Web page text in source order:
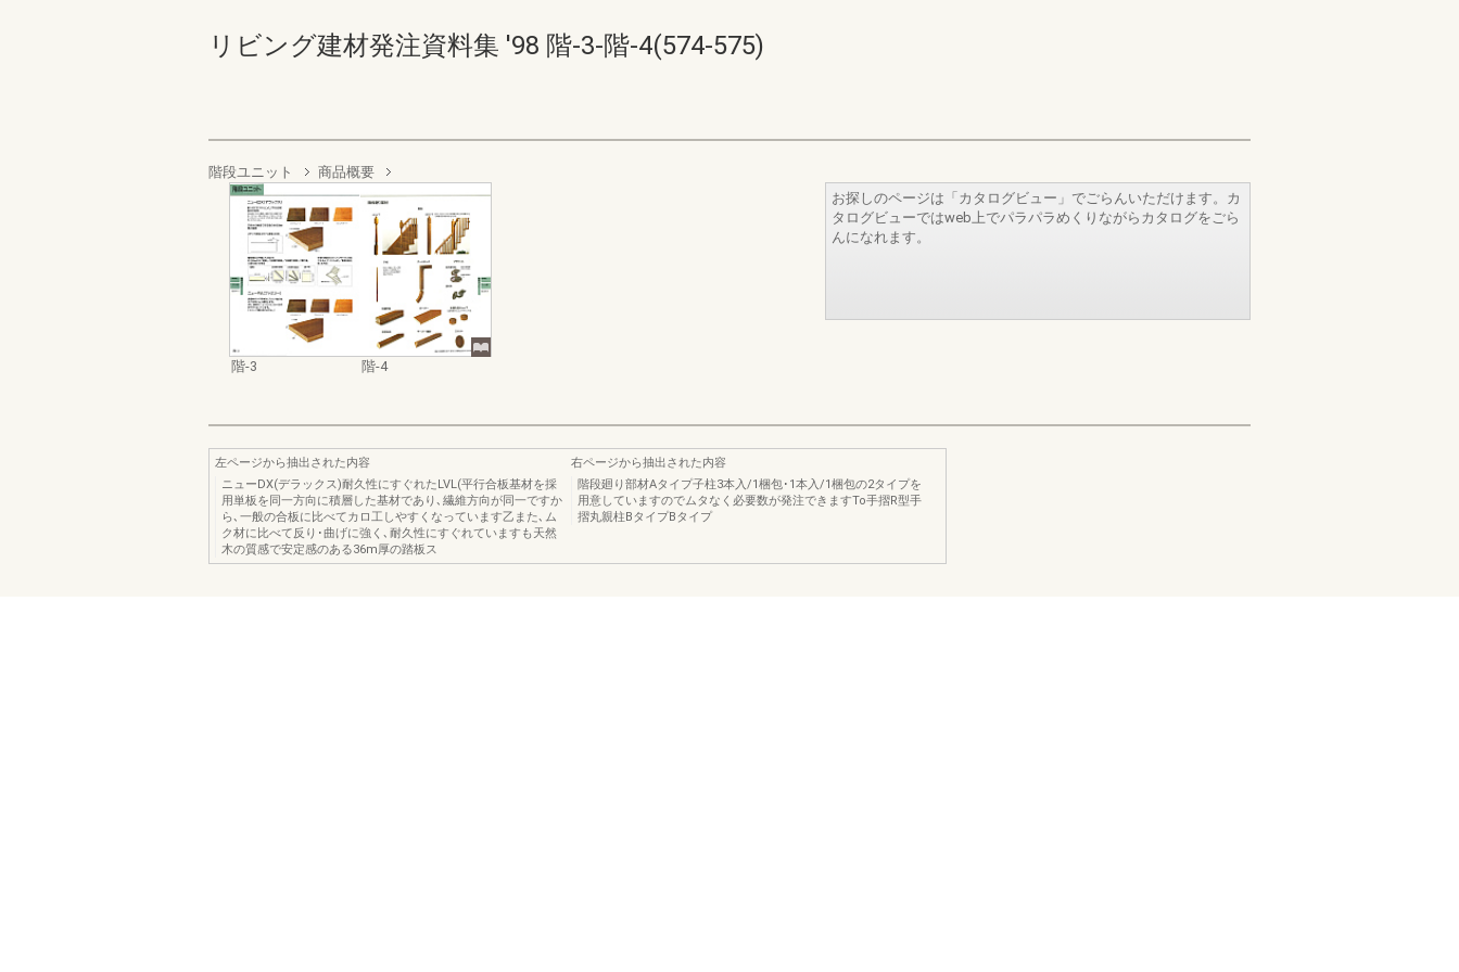
リビング建材発注資料集 '98 階-3-階-4(574-575)
階段ユニット 商品概要
階-3 階-4
お探しのページは「カタログビュー」でごらんいただけます。カ
タログビューではweb上でパラパラめくりながらカタログをごら
んになれます。
左ページから抽出された内容
ニューDX(デラックス)耐久性にすぐれたLVL(平行合板基材を採
用単板を同一方向に積層した基材であり､繊維方向が同一ですか
ら､一般の合板に比べてカロ工しやすくなっています乙また､ム
ク材に比べて反り･曲げに強く､耐久性にすぐれていますも天然
木の質感で安定感のある36m厚の踏板ス
右ページから抽出された内容
階段廻り部材Aタイプ子柱3本入/1梱包･1本入/1梱包の2タイプを
用意していますのでムタなく必要数が発注できますTo手摺R型手
摺丸親柱BタイプBタイプ